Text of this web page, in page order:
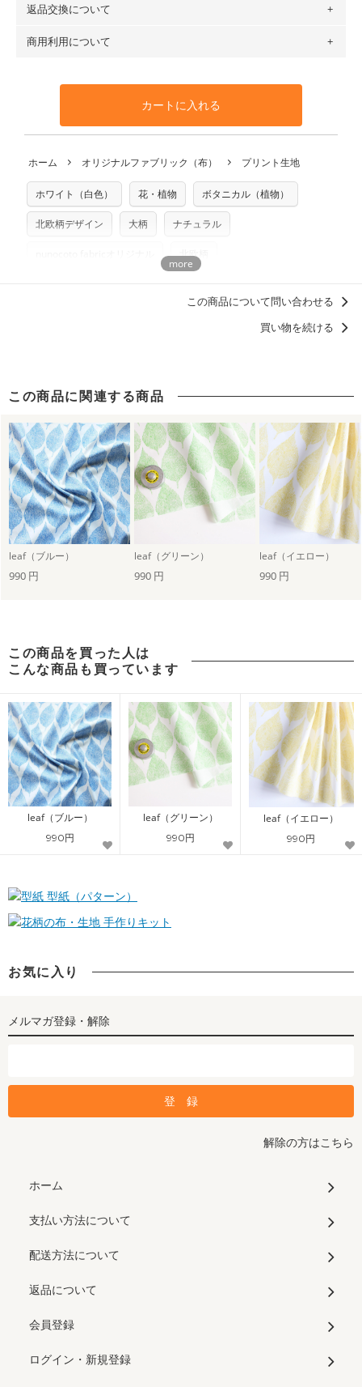
※カットを希望の方は備考欄に「50cmずつカット希望」など
ご記載ください（50cm単位でのカットのみ）
プリント布の仕様についてもっと詳しく見る
ットン（ダブルガーゼ）・100％コットン（ローン）・コッ
トンリネン（ビエラ織）・100％コットン（ツイル）・
100％コットン（キャンバス・11号帆布）です。
生地見本サンプル（無料）を購入する
・ネコポスでの配送は、布は2mまで型紙は2個までとなりま
も送料の表示が600円となり宅急便での配送となります。
となります。
※万が一、検品時に不備が見つかった場合は、4～5営業日後
※土日祝は営業日に含まれません。
※配送日のご指定は承れません。出来上がり次第、順次発送
返品交換について
・布はご注文後に注文数量のみをプリントするため、
購入後
や用尺をお間違えのないようお願いします。思っていた色味
と違う、などの理由での返品は承れません。予めご了承くだ
商用利用について
利用いただけます。「nunocoto fabric使用」といった記載
も不要です。（製品化した際に起こる全ての問題、クレーム
いませんのでご了承ください）
※有料型紙（ホームソーイング型紙シリーズ）および柄がえ
らべるキットに付属された型紙は商用利用できませんのでご
注意ください。型紙自体の転用・販売および型紙を使用して
商用利用についての詳細はこちら
カートに入れる
ホーム オリジナルファブリック（布） プリント生地
ホワイト（白色） 花・植物 ボタニカル（植物）
北欧柄デザイン 大柄 ナチュラル
北欧柄
この商品について問い合わせる
買い物を続ける
この商品に関連する商品
leaf（ブルー） leaf（グリーン） leaf（イエロー）
990 円 990 円 990 円
この商品を買った人は
こんな商品も買っています
leaf（ブルー）
990円
leaf（グリーン）
990円
leaf（イエロー）
990円
型紙（パターン）
手作りキット
お気に入り
メルマガ登録・解除
解除の方はこちら
ホーム
支払い方法について
配送方法について
返品について
会員登録
ログイン・新規登録